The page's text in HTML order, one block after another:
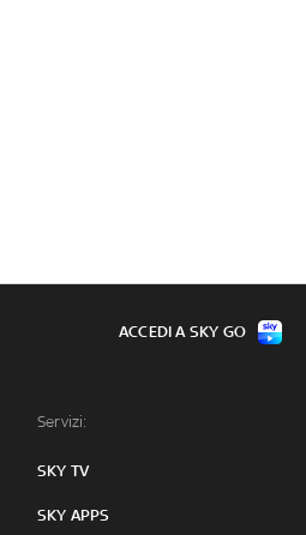
Servizi:
SKY TV
SKY APPS
ACCEDI A SKY GO